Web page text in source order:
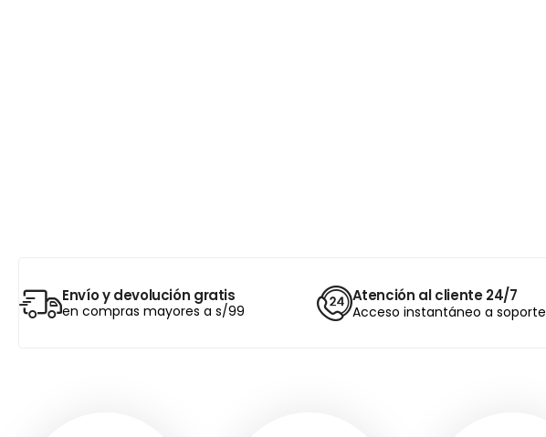
Envío y devolución gratis
en compras mayores a s/99
Atención al cliente 24/7
Acceso instantáneo a soporte